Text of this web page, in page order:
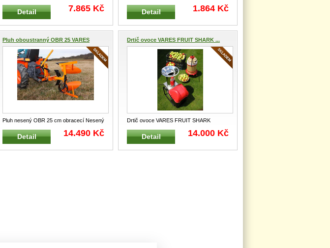
bidelec pro hrobkování, oborávání a v
Detail 7.865 Kč
Hrobkovací radlice s možností rozevření
...
Detail 1.864 Kč
Pluh oboustranný OBR 25 VARES
Pluh nesený OBR 25 cm obracecí Nesený
dvoustranný obracecí pluh s mož
Detail 14.490 Kč
Drtič ovoce VARES FRUIT SHARK ...
Drtič ovoce VARES FRUIT SHARK
Elektrický drtič ovoce Fruit SHARK je v
...
Detail 14.000 Kč